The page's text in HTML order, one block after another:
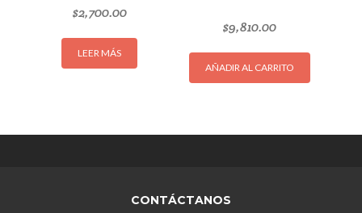
$2,700.00
LEER MÁS
$9,810.00
AÑADIR AL CARRITO
CONTÁCTANOS